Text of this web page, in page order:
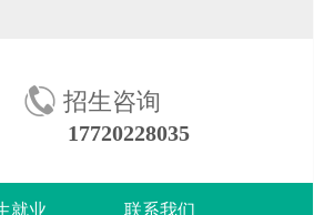
招生咨询
17720228035
就业 联系我们